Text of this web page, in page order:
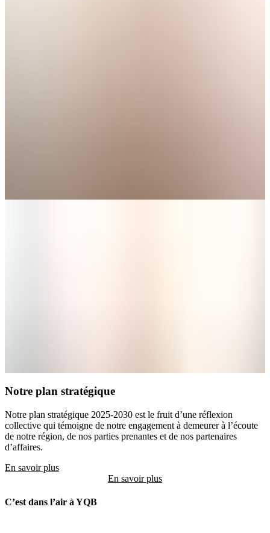
Notre plan stratégique
Notre plan stratégique 2025-2030 est le fruit d’une réflexion
collective qui témoigne de notre engagement à demeurer à l’écoute
de notre région, de nos parties prenantes et de nos partenaires
d’affaires.
En savoir plus
C’est dans l’air à YQB